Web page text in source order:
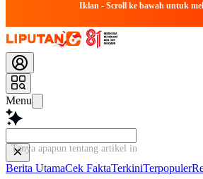
Iklan - Scroll ke bawah untuk
Menu
Tanya apapun tentang artikel ini...
Berita UtamaCek FaktaTerkiniTerpopuler